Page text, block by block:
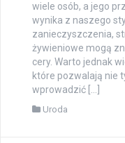
wiele osób, a jego
wynika z naszego
zanieczyszczenia,
żywieniowe mogą
cery. Warto jednak
które pozwalają nie
wprowadzić […]
Uroda